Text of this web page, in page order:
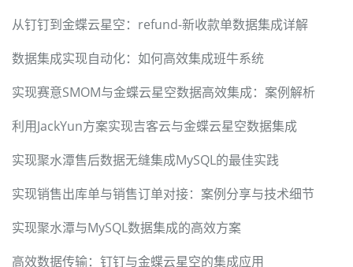
从钉钉到金蝶云星空：refund-新收款单数据集成详解
数据集成实现自动化：如何高效集成班牛系统
实现赛意SMOM与金蝶云星空数据高效集成：案例解析
利用JackYun方案实现吉客云与金蝶云星空数据集成
实现聚水潭售后数据无缝集成MySQL的最佳实践
实现销售出库单与销售订单对接：案例分享与技术细节
实现聚水潭与MySQL数据集成的高效方案
高效数据传输：钉钉与金蝶云星空的集成应用